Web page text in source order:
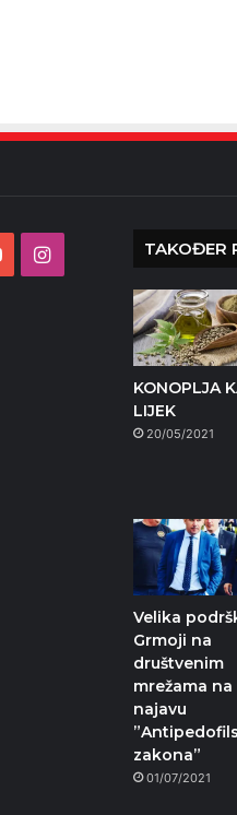
YouTubeInstagram TAKOĐER
KONOPLJA
LIJEK
20/05/2021
Velika
Grmoji na
društvenim
mrežama na
najavu
zakona”
01/07/2021